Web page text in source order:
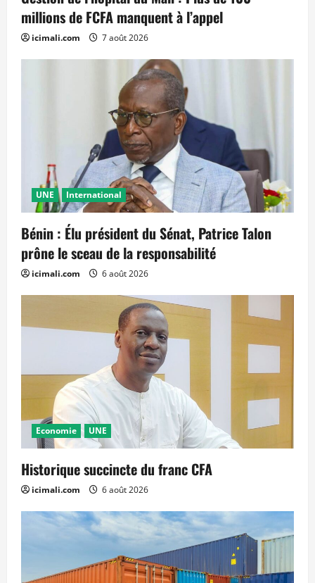
millions de FCFA manquent à l’appel
icimali.com 7 août 2026
UNE International
Bénin : Élu président du Sénat, Patrice Talon
prône le sceau de la responsabilité
icimali.com 6 août 2026
Economie UNE
Historique succincte du franc CFA
icimali.com 6 août 2026